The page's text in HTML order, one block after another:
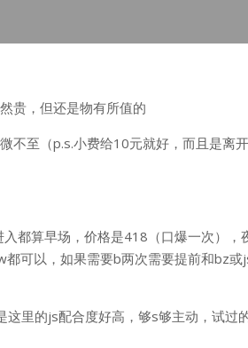
贵，但还是物有所值的
不至（p.s.小费给10元就好，而且是离
都算早场，价格是418（口爆一次），
可以，如果需要b两次需要提前和bz或
里的js配合度好高，够s够主动，试过